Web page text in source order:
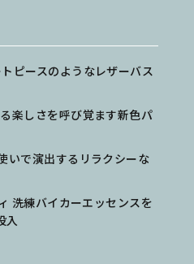
ピースのようなレザーバス
楽しさを呼び覚ます新色パ
で演出するリラクシーな
洗練バイカーエッセンスを
入